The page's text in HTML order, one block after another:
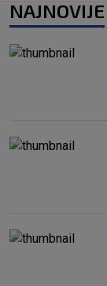
NAJNOVIJE